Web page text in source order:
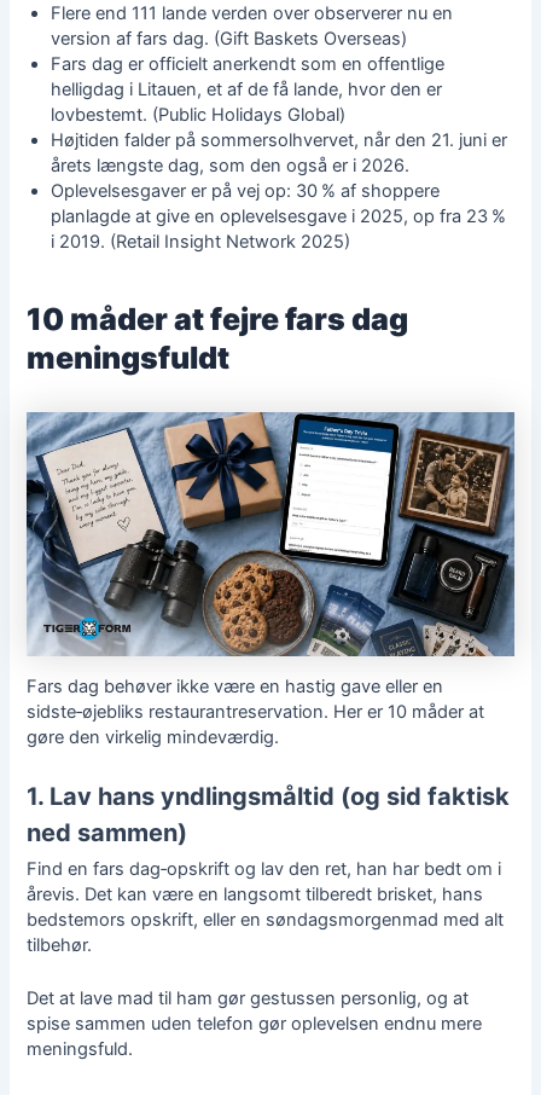
Flere end 111 lande verden over observerer nu en
version af fars dag. (Gift Baskets Overseas)
Fars dag er officielt anerkendt som en offentlige
helligdag i Litauen, et af de få lande, hvor den er
lovbestemt. (Public Holidays Global)
Højtiden falder på sommersolhvervet, når den 21. juni er
årets længste dag, som den også er i 2026.
Oplevelsesgaver er på vej op: 30 % af shoppere
planlagde at give en oplevelsesgave i 2025, op fra 23 %
i 2019. (Retail Insight Network 2025)
10 måder at fejre fars dag
meningsfuldt
Fars dag behøver ikke være en hastig gave eller en
sidste‑øjebliks restaurantreservation. Her er 10 måder at
gøre den virkelig mindeværdig.
1. Lav hans yndlingsmåltid (og sid faktisk
ned sammen)
Find enfars dag‑opskrift og lav den ret, han har bedt om i
årevis. Det kan være en langsomt tilberedt brisket, hans
bedstemors opskrift, eller en søndagsmorgenmad med alt
tilbehør.
Det at lave mad til ham gør gestussen personlig, og at
spise sammen uden telefon gør oplevelsen endnu mere
meningsfuld.